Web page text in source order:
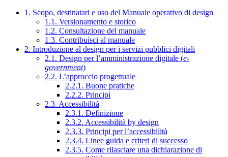
1. Scopo, destinatari e uso del Manuale operativo di design
1.1. Versionamento e storico
1.2. Consultazione del manuale
1.3. Contribuisci al manuale
2. Introduzione al design per i servizi pubblici digitali
2.1. Design per l’amministrazione digitale (e-
government)
2.2. L’approccio progettuale
2.2.1. Buone pratiche
2.2.2. Principi
2.3. Accessibilità
2.3.1. Definizione
2.3.2. Accessibilità by design
2.3.3. Principi per l’accessibilità
2.3.4. Linee guida e criteri di successo
2.3.5. Come rilasciare una dichiarazione di